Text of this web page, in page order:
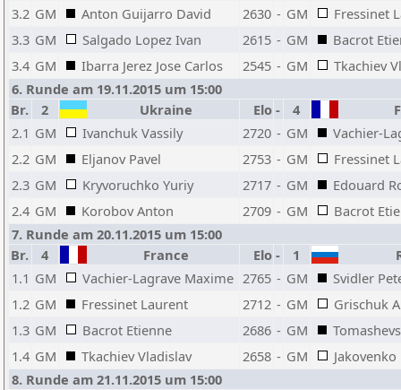
3.2 GM Anton Guijarro David 2630 - GM
Fressinet
3.3 GM Salgado Lopez Ivan 2615 - GM
Bacrot
3.4 GM Ibarra Jerez Jose Carlos 2545 - GM
Tkachiev
6. Runde am 19.11.2015 um 15:00
Br.
2 Ukraine Elo - 4
2.1 GM Ivanchuk Vassily 2720 - GM
Vachier-
2.2 GM Eljanov Pavel 2753 - GM
Fressinet
2.3 GM Kryvoruchko Yuriy 2717 - GM
Edouard
2.4 GM Korobov Anton 2709 - GM
Bacrot
7. Runde am 20.11.2015 um 15:00
Br.
4 France Elo - 1
1.1 GM Vachier-Lagrave Maxime 2765 - GM
Svidler
1.2 GM Fressinet Laurent 2712 - GM
Grischuk
1.3 GM Bacrot Etienne 2686 - GM
1.4 GM Tkachiev Vladislav 2658 - GM
8. Runde am 21.11.2015 um 15:00